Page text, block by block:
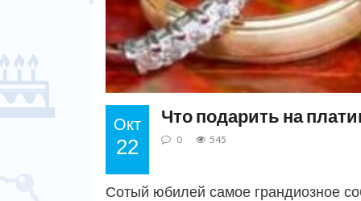
Окт
22
Что подарить на
0 545
Сотый юбилей самое грандиозное